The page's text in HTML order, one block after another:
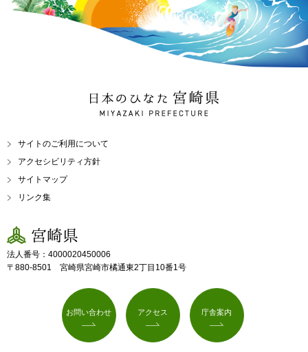
日本のひなた 宮崎県
MIYAZAKI PREFECTURE
サイトのご利用について
アクセシビリティ方針
サイトマップ
リンク集
宮崎県
法人番号：4000020450006
〒880-8501 宮崎県宮崎市橘通東2丁目10番1号
お問い合わせ アクセス 庁舎案内